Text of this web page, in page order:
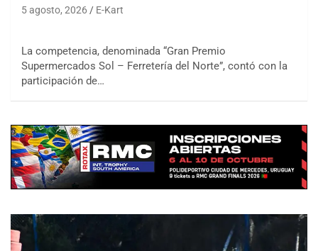
5 agosto, 2026 E-Kart
La competencia, denominada “Gran Premio
Supermercados Sol – Ferretería del Norte”, contó con la
participación de…